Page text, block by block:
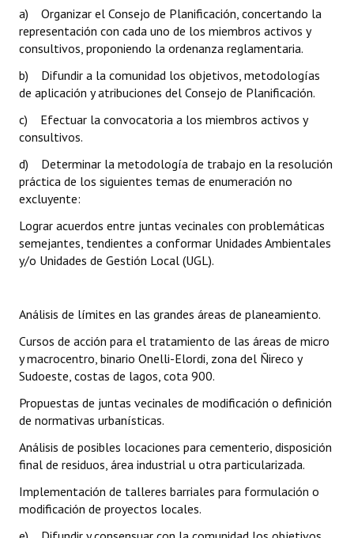
Entrega de distinciones
REFORMA DE LA CARTA ORGÁNICA
a) Organizar el Consejo de Planificación, concertando la
representación con cada uno de los miembros activos y
consultivos, proponiendo la ordenanza reglamentaria.
b) Difundir a la comunidad los objetivos, metodologías
de aplicación y atribuciones del Consejo de Planificación.
c) Efectuar la convocatoria a los miembros activos y
consultivos.
d) Determinar la metodología de trabajo en la resolución
práctica de los siguientes temas de enumeración no
excluyente:
Lograr acuerdos entre juntas vecinales con problemáticas
semejantes, tendientes a conformar Unidades Ambientales
y/o Unidades de Gestión Local (UGL).
Análisis de límites en las grandes áreas de planeamiento.
Cursos de acción para el tratamiento de las áreas de micro
y macrocentro, binario Onelli-Elordi, zona del Ñireco y
Sudoeste, costas de lagos, cota 900.
Propuestas de juntas vecinales de modificación o definición
de normativas urbanísticas.
Análisis de posibles locaciones para cementerio, disposición
final de residuos, área industrial u otra particularizada.
Implementación de talleres barriales para formulación o
modificación de proyectos locales.